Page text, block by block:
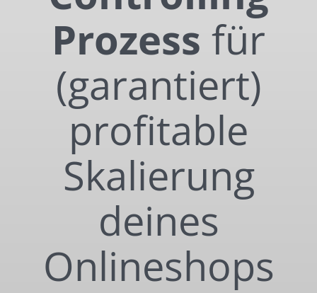
Prozess für
(garantiert)
profitable
Skalierung
deines
Onlineshops